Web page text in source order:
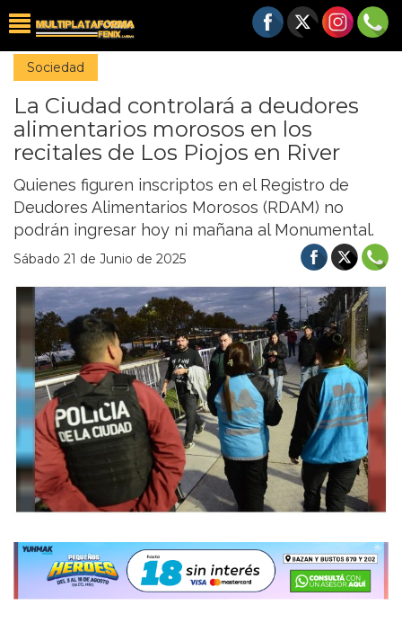
Sociedad
La Ciudad controlará a deudores
alimentarios morosos en los
recitales de Los Piojos en River
Quienes figuren inscriptos en el Registro de
Deudores Alimentarios Morosos (RDAM) no
podrán ingresar hoy ni mañana al Monumental.
Sábado 21 de Junio de 2025